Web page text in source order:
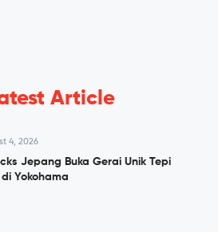
Article
4, 2026
Jepang Buka Gerai Unik Tepi
Yokohama